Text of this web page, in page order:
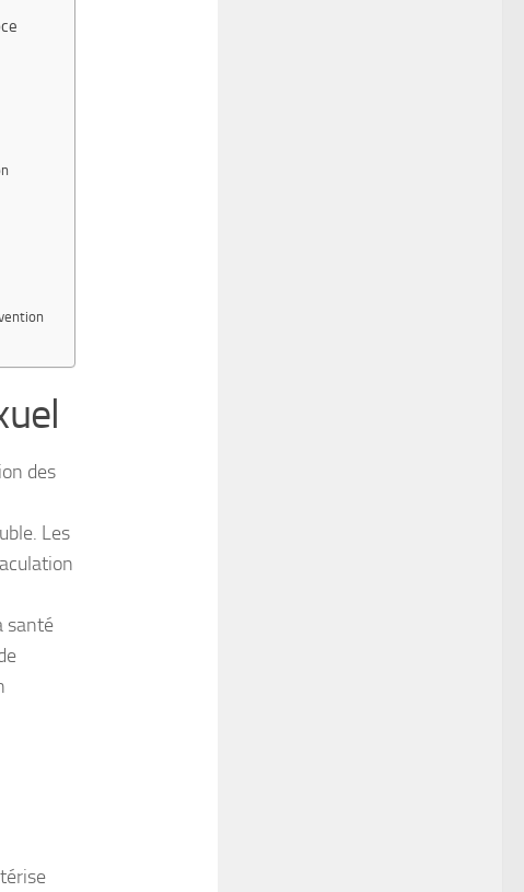
des
Les
santé